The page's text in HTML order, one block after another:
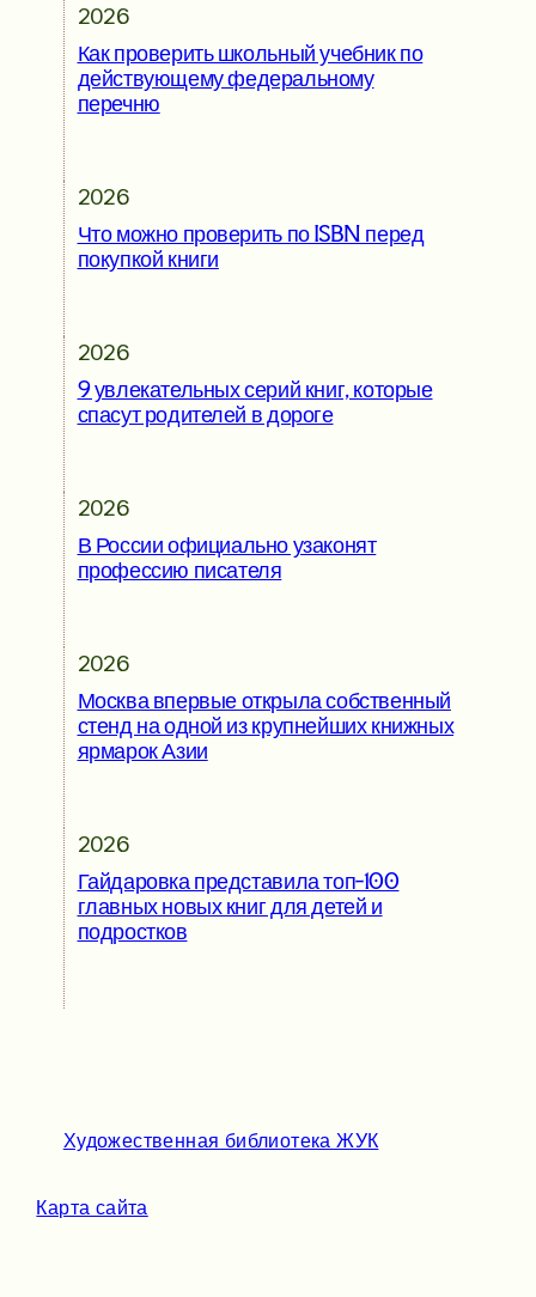
2026
Как проверить школьный учебник по
действующему федеральному
перечню
2026
Что можно проверить по ISBN перед
покупкой книги
2026
9 увлекательных серий книг, которые
спасут родителей в дороге
2026
В России официально узаконят
профессию писателя
2026
Москва впервые открыла собственный
стенд на одной из крупнейших книжных
ярмарок Азии
2026
Гайдаровка представила топ-100
главных новых книг для детей и
подростков
Художественная библиотека ЖУК
Карта сайта